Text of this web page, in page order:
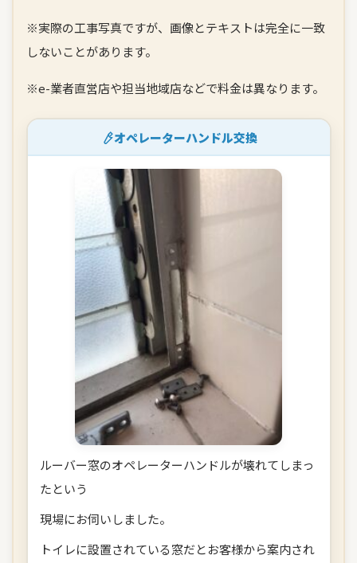
※実際の工事写真ですが、画像とテキストは完全に一致
しないことがあります。
※e-業者直営店や担当地域店などで料金は異なります。
オペレーターハンドル交換
ルーバー窓のオペレーターハンドルが壊れてしまっ
たという
現場にお伺いしました。
トイレに設置されている窓だとお客様から案内され